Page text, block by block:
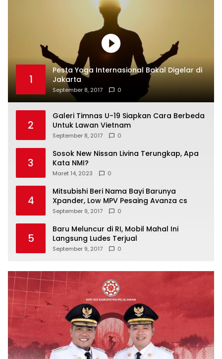
1
Pesta Yoga Internasional Bakal Digelar di
Jakarta
September 8, 2017 0
2
Galeri Timnas U-19 Siapkan Cara Berbeda
Untuk Lawan Vietnam
September 8, 2017 0
3
Sosok New Nissan Livina Terungkap, Apa
Kata NMI?
Maret 14, 2023 0
4
Mitsubishi Beri Nama Bayi Barunya
Xpander, Low MPV Pesaing Avanza cs
September 9, 2017 0
5
Baru Meluncur di RI, Mobil Mahal Ini
Langsung Ludes Terjual
September 9, 2017 0